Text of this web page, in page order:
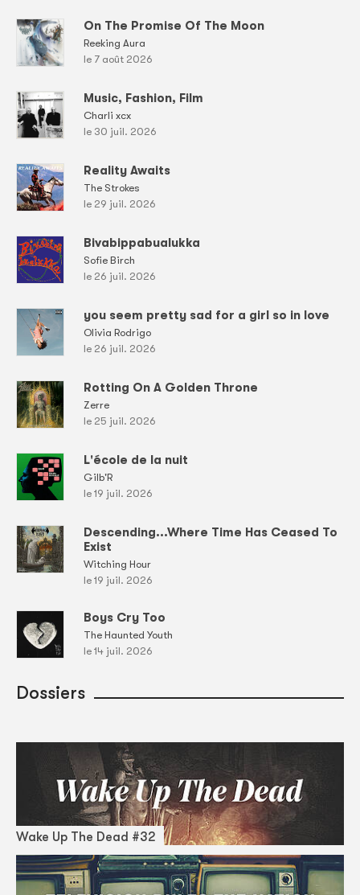
On The Promise Of The Moon
Reeking Aura
le 7 août 2026
Music, Fashion, Film
Charli xcx
le 30 juil. 2026
Reality Awaits
The Strokes
le 29 juil. 2026
Bivabippabualukka
Sofie Birch
le 26 juil. 2026
you seem pretty sad for a girl so in love
Olivia Rodrigo
le 26 juil. 2026
Rotting On A Golden Throne
Zerre
le 25 juil. 2026
L'école de la nuit
Gilb'R
le 19 juil. 2026
Descending...Where Time Has Ceased To
Exist
Witching Hour
le 19 juil. 2026
Boys Cry Too
The Haunted Youth
le 14 juil. 2026
Dossiers
Wake Up The Dead #32